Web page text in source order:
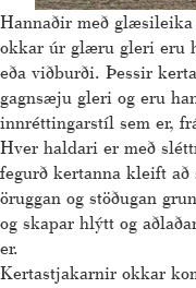
Hannaðir með
okkar úr glæru gleri eru
eða viðburði. Þessir
gagnsæju gleri og eru
innréttingarstíl sem er,
Hver haldari er með
fegurð kertanna kleift
öruggan og stöðugan
og skapar hlýtt og
er.
Kertastjakarnir okkar